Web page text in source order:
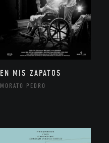
EN MIS ZAPATOS
MORATO PEDRO